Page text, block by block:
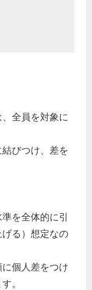
全員を対象に
びつけ、差を
準を全体的に引
る）想定なの
個人差をつけ
。